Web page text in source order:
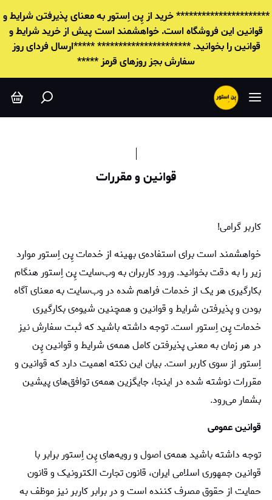
********************** خرید از پِن اِستور به معنای پذیرفتن شرایط و
قوانين این فروشگاه است. خواهشمند است پیش از خرید شرایط و
قوانين را بخوانید. ********************** *****ارسال فردای روز
سفارش بجز روزهای قرمز *****
قوانين و مقررات
کاربر گرامی!
خواهشمند است برای استفاده‌ی بهینه از خدمات پِن اِستور موارد
زیر را به دقت بخوانید. ورود کاربران به وب‏‌سایت پِن اِستور هنگام
بکارگیری هر یک از خدمات فراهم شده در وب‌سایت به معنای آگاه
بودن و پذیرفتن شرایط و قوانین و همچنین شیوه‌ی بکارگیری
خدمات پِن اِستور است. توجه داشته باشید که ثبت سفارش نیز
در هر زمان به معنی پذیرفتن کامل همه‌ی شرایط و قوانین پِن
اِستور از سوی کاربر است. بیان این نکته اهمیت دارد که قوانین و
مقررات نوشته شده در اینجا، جایگزین همه‌ی توافق‏‌های پیشین
بشمار می‌رود.
قوانین عمومی
توجه داشته باشید همه‌ی اصول و رویه‏‌های پِن اِستور برابر با
قوانین جمهوری اسلامی ایران، قانون تجارت الکترونیک و قانون
حمایت از حقوق مصرف کننده است و در برابر کاربر نیز موظف به